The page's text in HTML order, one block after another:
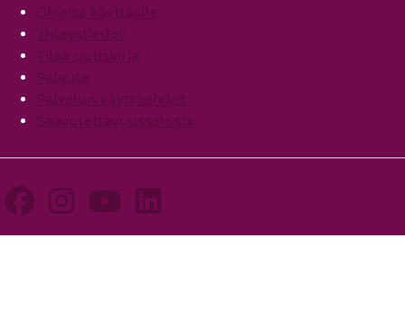
Ohjeita käyttäjille
Yhteystiedot
Tilaa uutiskirje
Palaute
Palvelun käyttöehdot
Saavutettavuusseloste